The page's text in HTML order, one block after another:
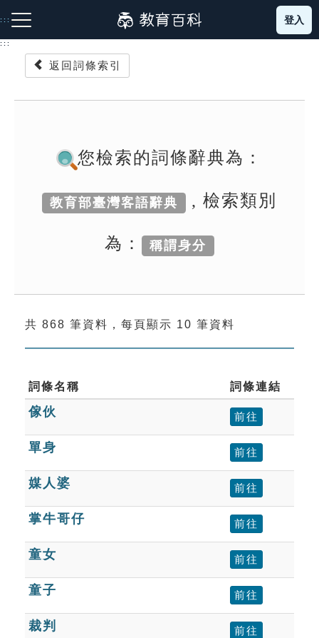
到
主
:::
成語故事
索引選單
單字索引
生命大百科索引
遊戲專區
教學應用
貓頭鷹博士
登入
:::
返回詞條索引
您檢索的詞條辭典為：
教育部臺灣客語辭典 , 檢索類別
為： 稱謂身分
共 868 筆資料，每頁顯示 10 筆資料
詞條名稱 詞條連結
傢伙 前往
單身 前往
媒人婆 前往
掌牛哥仔 前往
童女 前往
童子 前往
裁判 前往